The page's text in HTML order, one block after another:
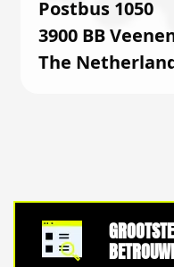
Postbus 1050
3900 BB
The